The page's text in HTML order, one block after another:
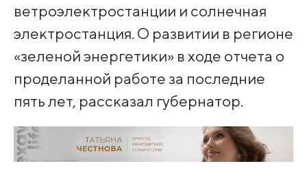
ветроэлектростанции и солнечная
электростанция. О развитии в регионе
«зеленой энергетики» в ходе отчета о
проделанной работе за последние
пять лет, рассказал губернатор.